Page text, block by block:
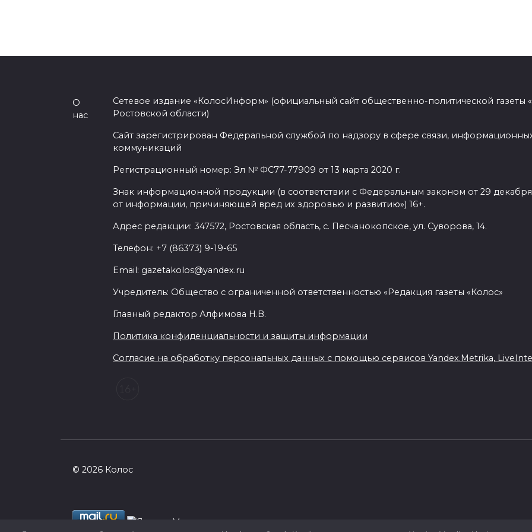
О
нас
Сетевое издание «КолосИнформ» (официальный сайт общественно-политической газеты
Ростовской области)
Сайт зарегистрирован Федеральной службой по надзору в сфере связи,
коммуникаций
Регистрационный номер: Эл № ФС77-77909 от 13 марта 2020 г.
Знак информационной продукции (в соответствии с Федеральным законом от 29
от информации, причиняющей вред их здоровью и развитию») 16+.
Адрес редакции: 347572, Ростовская область, с. Песчанокопское, ул. Суворова, 14.
Телефон: +7 (86373) 9-19-65
Email: gazetakolos@yandex.ru
Учредитель: Общество с ограниченной ответственностью «Редакция газеты «Колос»
Главный редактор Алфимова Н.В.
Политика конфиденциальности и защиты информации
Согласие на обработку персональных данных с помощью сервисов Yandex.Metrika,
© 2026 Колос